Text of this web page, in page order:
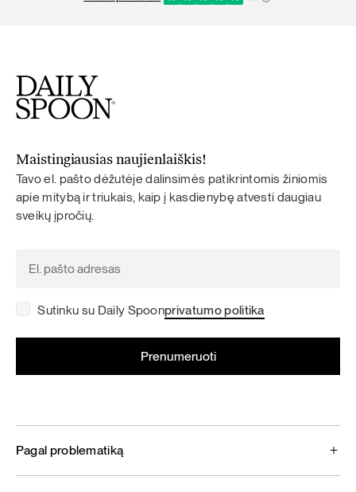
Maistingiausias naujienlaiškis!
Tavo el. pašto dėžutėje dalinsimės patikrintomis žiniomis
apie mitybą ir triukais, kaip į kasdienybę atvesti daugiau
sveikų įpročių.
Sutinku su Daily Spoonprivatumo politika
Pagal problematiką